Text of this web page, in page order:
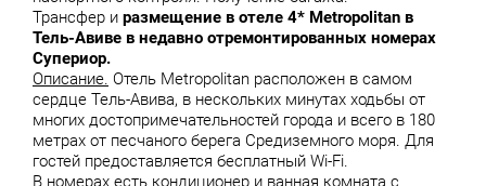
Трансфер и размещение в отеле 4* Metropolitan в
Тель-Авиве в недавно отремонтированных номерах
Супериор.
Описание. Отель Metropolitan расположен в самом
сердце Тель-Авива, в нескольких минутах ходьбы от
многих достопримечательностей города и всего в 180
метрах от песчаного берега Средиземного моря. Для
гостей предоставляется бесплатный Wi-Fi.
В номерах есть кондиционер и ванная комната с